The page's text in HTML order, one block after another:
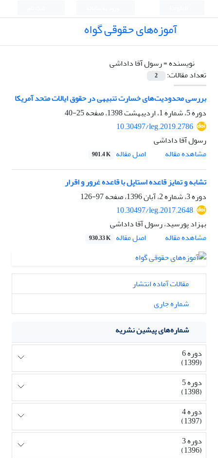
آموزه‌های حقوقی گواه
نویسنده =رسول آقا داداشی
تعداد مقالات:
2
بررسی محدودیت‌‌های خسارت تنبیهی در حقوق ایالات متحد آمریکا
دوره 5، شماره 1، اردیبهشت 1398، صفحه
25-40
10.30497/leg.2019.2786
رسول آقا داداشی
مشاهده مقاله
اصل مقاله 901.4 K
تشابه و تمایز قاعده استاپل با قاعده غرور و اقرار
دوره 3، شماره 2، آبان 1396، صفحه
97-126
10.30497/leg.2017.2648
بهزاد پورسید، رسول آقا داداشی
مشاهده مقاله
اصل مقاله 930.33 K
مقالات آماده انتشار
شماره جاری
شماره‌های پیشین نشریه
دوره 6
(1399)
دوره 5
(1398)
دوره 4
(1397)
دوره 3
(1396)